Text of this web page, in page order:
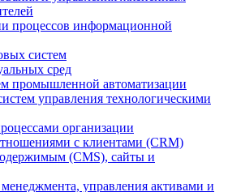
процессов информационной
систем
сред
промышленной автоматизации
управления технологическими
организации
с клиентами (CRM)
(CMS), сайты и
управления активами и